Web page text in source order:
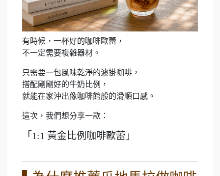
有時候，一杯好的咖啡歐蕾，
不一定需要複雜器材。
只需要一包風味乾淨的濾掛咖啡，
搭配剛剛好的牛奶比例，
就能在家沖出像咖啡館般的滑順口感。
這次，我們想分享一款：
「1:1 黃金比例咖啡歐蕾」